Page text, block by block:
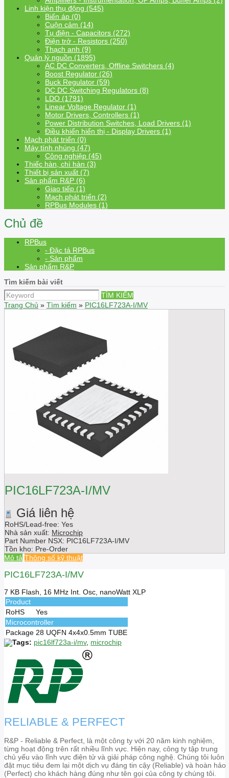
Linh kiện thụ động (545)
Biến áp (0)
Cuộn cảm (14)
Tụ điện - Capacitors (272)
Điện trở - Resistors (250)
Thạch anh (9)
Quản lý nguồn (1895)
AC DC Converters, Offline Switchers (4)
Boost Regulator (26)
Buck Regulator (59)
DC DC Switching Regulators (8)
LDO (1791)
Linear Voltage Regulator (1)
Motor Drivers, Controllers (1)
Power Distribution Switches, Load Drivers (1)
Điều khiển hiển thị - Display Drivers (1)
Mạch phát triển (0)
Máy tính nhúng (47)
Công nghiệp (45)
Thiếc hàn, chì hàn (3)
Thiết bị sản xuất (7)
Sản phẩm R&P (6)
Giao tiếp (1)
Mạch phát triển (2)
RPBus Modules (1)
Chủ đề
RPBus
- Đặc tả RPBus
- Sản phẩm
Sản phẩm R&P
Tìm kiếm bài viết
TÌM KIẾM
Trang Chủ » Tìm kiếm » PIC16LF723A-I/MV
PIC16LF723A-I/MV
Giá liên hệ
RoHS/Lead-free: Yes
Nhà sản xuất: Microchip
Part Number NSX: PIC16LF723A-I/MV
Tồn kho: Pre-Order
Mô tả Thông số kỹ thuật
PIC16LF723A-I/MV
7 KB Flash, 16 MHz Int. Osc, nanoWatt XLP
Product
RoHS
Yes
Microcontroller
Package 28 UQFN 4x4x0.5mm TUBE
Tags: pic16lf723a-i/mv, microchip
RELIABLE & PERFECT
R&P - Reliable & Perfect, là một công ty với 20 năm kinh nghiệm,
từng hoạt động trên rất nhiều lĩnh vực. Hiện nay, công ty tập trung
chủ yếu vào lĩnh vực điện tử và giải pháp công nghệ. Chúng tôi luôn
đặt mục tiêu đem lại một dịch vụ đáng tin cậy (Reliable) và hoàn hảo
(Perfect) cho khách hàng đúng như tên gọi của công ty chúng tôi.